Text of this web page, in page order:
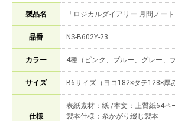
製品名 「ロジカルダイアリー 月間ノー
品番 NS-B602Y-23
カラー 4種（ピンク、ブルー、グレー、
サイズ B6サイズ（ヨコ182×タテ128×厚
仕様
表紙素材：紙 /本文：上質紙64ペ
製本仕様：糸かがり綴じ製本